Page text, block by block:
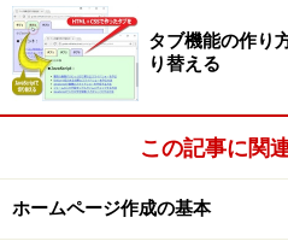
タブ機能の作り
り替える
この記事に関
ホームページ作成の基本